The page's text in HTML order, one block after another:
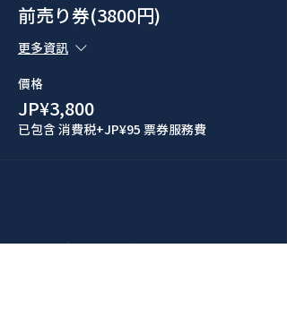
前売り券(3800円)
更多資訊
價格
JP¥3,800
已包含 消費税+JP¥95 票券服務費
このイベントをシェア